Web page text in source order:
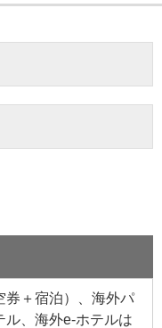
券＋宿泊）、海外パ
ル、海外e-ホテルは